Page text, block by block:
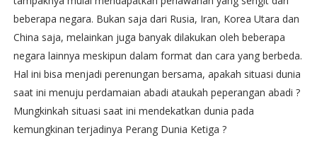
beberapa negara. Bukan saja dari Rusia, Iran, Korea Utara dan
China saja, melainkan juga banyak dilakukan oleh beberapa
negara lainnya meskipun dalam format dan cara yang berbeda.
Hal ini bisa menjadi perenungan bersama, apakah situasi dunia
saat ini menuju perdamaian abadi ataukah peperangan abadi ?
Mungkinkah situasi saat ini mendekatkan dunia pada
kemungkinan terjadinya Perang Dunia Ketiga ?